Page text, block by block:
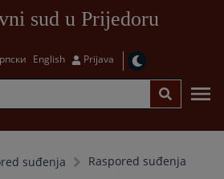
sud u Prijedoru
English Prijava
suđenja Raspored suđenja